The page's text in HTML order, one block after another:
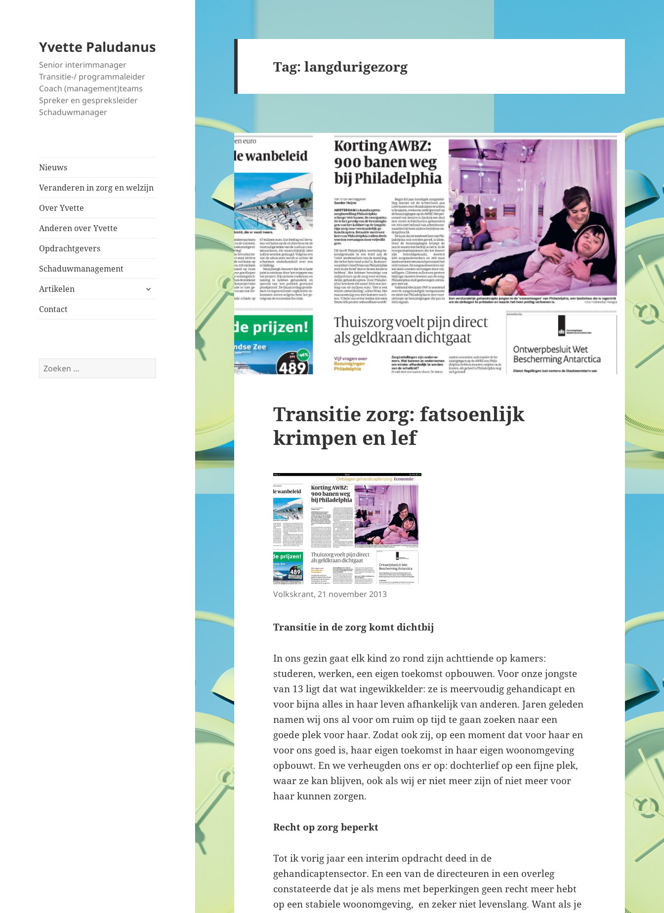
Yvette Paludanus
Senior interimmanager
Transitie-/ programmaleider
Coach (management)teams
Spreker en gespreksleider
Schaduwmanager
Nieuws
Veranderen in zorg en welzijn
Over Yvette
Anderen over Yvette
Opdrachtgevers
Schaduwmanagement
Artikelen
submenu
Contact
Zoeken
naar:
Tag:langdurigezorg
Transitie zorg: fatsoenlijk
krimpen en lef
Volkskrant, 21 november 2013
Transitie in de zorg komt dichtbij
In ons gezin gaat elk kind zo rond zijn achttiende op kamers:
studeren, werken, een eigen toekomst opbouwen. Voor onze jongste
van 13 ligt dat wat ingewikkelder: ze is meervoudig gehandicapt en
voor bijna alles in haar leven afhankelijk van anderen. Jaren geleden
namen wij ons al voor om ruim op tijd te gaan zoeken naar een
goede plek voor haar. Zodat ook zij, op een moment dat voor haar en
voor ons goed is, haar eigen toekomst in haar eigen woonomgeving
opbouwt. En we verheugden ons er op: dochterlief op een fijne plek,
waar ze kan blijven, ook als wij er niet meer zijn of niet meer voor
haar kunnen zorgen.
Recht op zorg beperkt
Tot ik vorig jaar een interim opdracht deed in de
gehandicaptensector. En een van de directeuren in een overleg
constateerde dat je als mens met beperkingen geen recht meer hebt
op een stabiele woonomgeving, en zeker niet levenslang. Want als je